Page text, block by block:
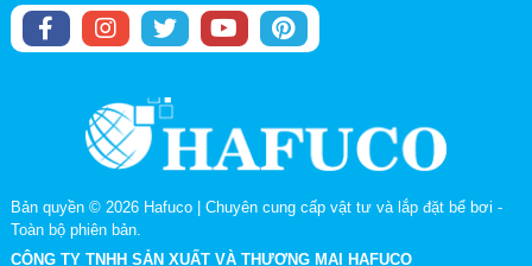
Bản quyền © 2026 Hafuco | Chuyên cung cấp vật tư và lắp đặt bể bơi -
Toàn bộ phiên bản.
CÔNG TY TNHH SẢN XUẤT VÀ THƯƠNG MẠI HAFUCO